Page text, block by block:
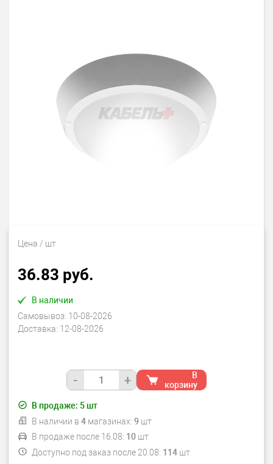
Цена / шт
36.83 руб.
В наличии
Самовывоз: 10-08-2026
Доставка: 12-08-2026
- +
В
корзину
В продаже: 5шт
В наличии в 4 магазинах: 9 шт
В продаже после 16.08: 10шт
Доступно под заказ после 20.08: 114шт